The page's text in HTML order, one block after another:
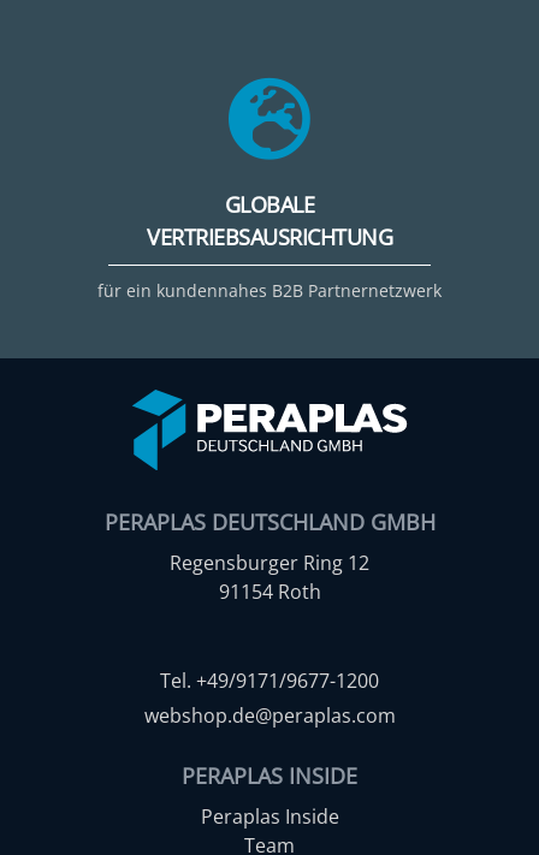
GLOBALE
VERTRIEBSAUSRICHTUNG
für ein kundennahes B2B Partnernetzwerk
PERAPLAS DEUTSCHLAND GMBH
Regensburger Ring 12
91154 Roth
Tel. +49/9171/9677-1200
webshop.de@peraplas.com
PERAPLAS INSIDE
Peraplas Inside
Team